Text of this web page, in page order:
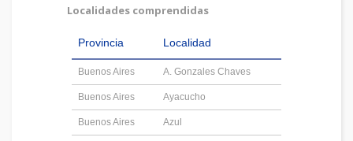
Localidades comprendidas
Provincia Localidad
Buenos Aires A. Gonzales Chaves
Buenos Aires Ayacucho
Buenos Aires Azul